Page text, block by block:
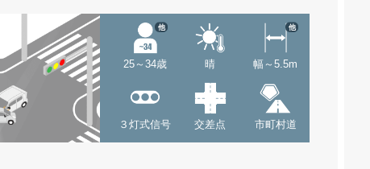
25～34歳
他
晴 幅～5.5m
他
３灯式信号 交差点 市町村道